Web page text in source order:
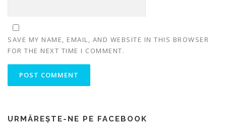
SAVE MY NAME, EMAIL, AND WEBSITE IN THIS BROWSER
FOR THE NEXT TIME I COMMENT.
URMĂREȘTE-NE PE FACEBOOK